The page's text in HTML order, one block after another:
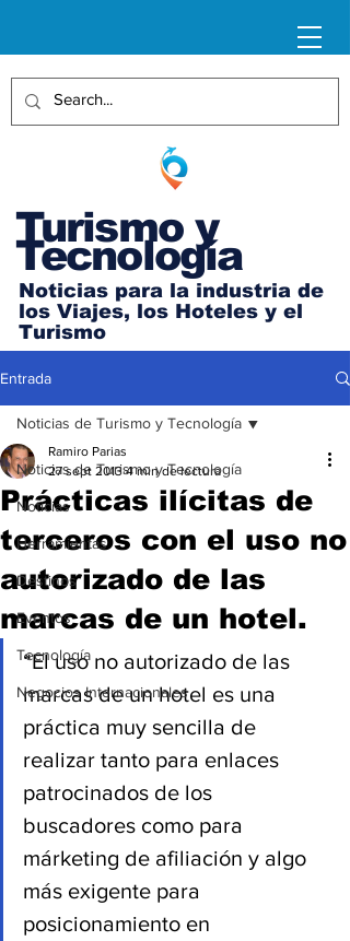
Turismo y
Tecnología
Noticias para la industria de
los Viajes, los Hoteles y el
Turismo
Entrada
Noticias de Turismo y Tecnología
Noticias
Herramientas
Destinos
Eventos
Tecnología
Negocios Internacionales
Noticias de Turismo y Tecnología
Prácticas ilícitas de
terceros con el uso no
autorizado de las
marcas de un hotel.
Ramiro Parias
27 sept 2013 4 min de lectura
“El uso no autorizado de las
marcas de un hotel es una
práctica muy sencilla de
realizar tanto para enlaces
patrocinados de los
buscadores como para
márketing de afiliación y algo
más exigente para
posicionamiento en